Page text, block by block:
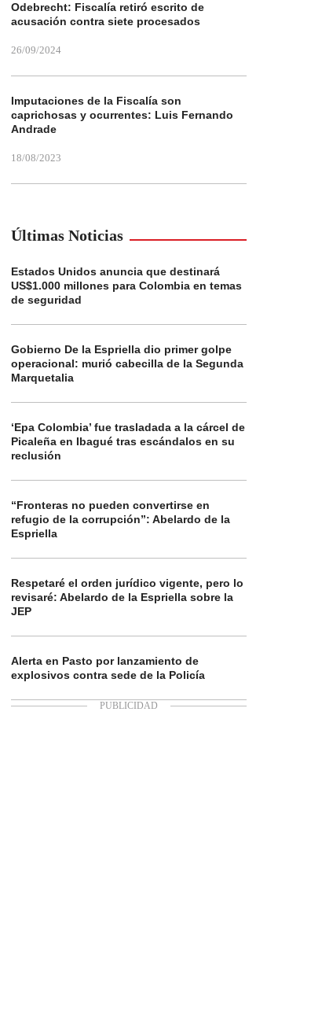
Odebrecht: Fiscalía retiró escrito de
acusación contra siete procesados
26/09/2024
Imputaciones de la Fiscalía son
caprichosas y ocurrentes: Luis Fernando
Andrade
18/08/2023
Últimas Noticias
Estados Unidos anuncia que destinará
US$1.000 millones para Colombia en temas
de seguridad
Gobierno De la Espriella dio primer golpe
operacional: murió cabecilla de la Segunda
Marquetalia
‘Epa Colombia’ fue trasladada a la cárcel de
Picaleña en Ibagué tras escándalos en su
reclusión
“Fronteras no pueden convertirse en
refugio de la corrupción”: Abelardo de la
Espriella
Respetaré el orden jurídico vigente, pero lo
revisaré: Abelardo de la Espriella sobre la
JEP
Alerta en Pasto por lanzamiento de
explosivos contra sede de la Policía